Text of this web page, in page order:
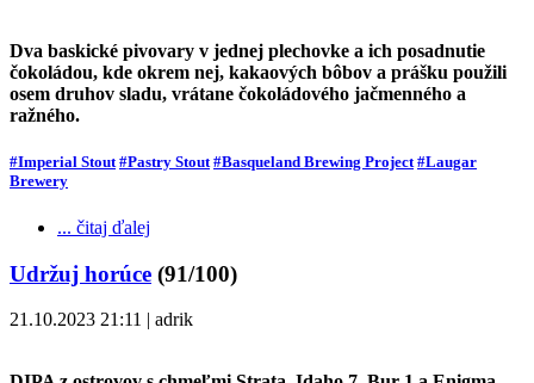
Dva baskické pivovary v jednej plechovke a ich posadnutie
čokoládou, kde okrem nej, kakaových bôbov a prášku použili
osem druhov sladu, vrátane čokoládového jačmenného a
ražného.
#Imperial Stout #Pastry Stout #Basqueland Brewing Project #Laugar
Brewery
... čitaj ďalej
Udržuj horúce (91/100)
21.10.2023 21:11 | adrik